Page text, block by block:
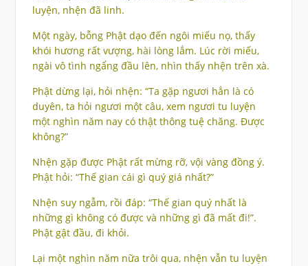
luyện, nhện đã linh.
Một ngày, bỗng Phật dạo đến ngôi miếu nọ, thấy
khói hương rất vượng, hài lòng lắm. Lúc rời miếu,
ngài vô tình ngẩng đầu lên, nhìn thấy nhện trên xà.
Phật dừng lại, hỏi nhện: “Ta gặp ngươi hẳn là có
duyên, ta hỏi ngươi một câu, xem ngươi tu luyện
một nghìn năm nay có thật thông tuệ chăng. Được
không?”
Nhện gặp được Phật rất mừng rỡ, vội vàng đồng ý.
Phật hỏi: “Thế gian cái gì quý giá nhất?”
Nhện suy ngẫm, rồi đáp: “Thế gian quý nhất là
những gì không có được và những gì đã mất đi!”.
Phật gật đầu, đi khỏi.
Lại một nghìn năm nữa trôi qua, nhện vẫn tu luyện